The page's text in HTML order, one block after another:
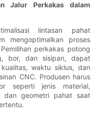
Jalur Perkakas dalam
lintasan pahat
mengoptimalkan proses
perkakas potong
bor, dan sisipan, dapat
waktu siklus, dan
CNC. Produsen harus
seperti jenis material,
dan geometri pahat saat